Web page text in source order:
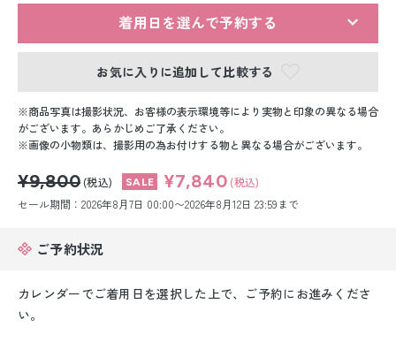
男性礼装レンタル
スーツレンタル
白無垢&紋付袴レンタル
引き振袖レンタル
小物販売品
着用日を選んで予約する
お気に入りに追加して比較する
商品写真は撮影状況、お客様の表示環境等により実物と印象の異なる場合
がございます。あらかじめご了承ください。
画像の小物類は、撮影用の為お付けする物と異なる場合がございます。
¥9,800 (税込) ¥7,840 (税込)
セール期間：2026年8月7日 00:00〜2026年8月12日 23:59まで
ご予約状況
カレンダーでご着用日を選択した上で、ご予約にお進みくださ
い。